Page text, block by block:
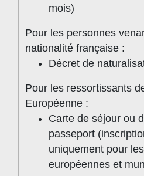
mois)
Pour les personnes
nationalité française :
Décret de
Pour les ressortissants
Européenne :
Carte de séjour ou
passeport
uniquement pour
européennes et